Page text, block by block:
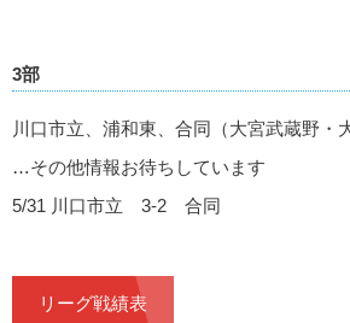
3部
川口市立、浦和東、合同（大宮武蔵野・
…その他情報お待ちしています
5/31 川口市立 3-2 合同
リーグ戦績表